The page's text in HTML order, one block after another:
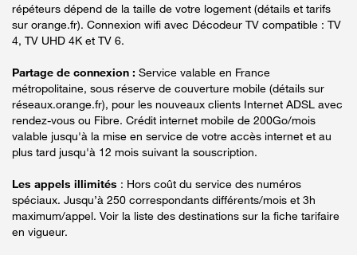
répéteurs dépend de la taille de votre logement (détails et tarifs
sur orange.fr). Connexion wifi avec Décodeur TV compatible : TV
4, TV UHD 4K et TV 6.
Partage de connexion : Service valable en France
métropolitaine, sous réserve de couverture mobile (détails sur
réseaux.orange.fr), pour les nouveaux clients Internet ADSL avec
rendez-vous ou Fibre. Crédit internet mobile de 200Go/mois
valable jusqu'à la mise en service de votre accès internet et au
plus tard jusqu'à 12 mois suivant la souscription.
Les appels illimités : Hors coût du service des numéros
spéciaux. Jusqu’à 250 correspondants différents/mois et 3h
maximum/appel. Voir la liste des destinations sur la fiche tarifaire
en vigueur.